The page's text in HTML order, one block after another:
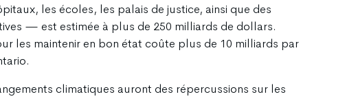
les écoles, les palais de justice, ainsi que des
— est estimée à plus de 250 milliards de dollars.
les maintenir en bon état coûte plus de 10 milliards par
climatiques auront des répercussions sur les